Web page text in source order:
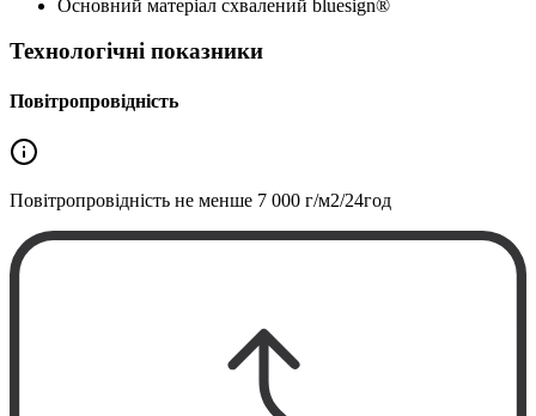
Основний матеріал схвалений bluesign®
Технологічні показники
Повітропровідність
Повітропровідність не менше 7 000 г/м2/24год